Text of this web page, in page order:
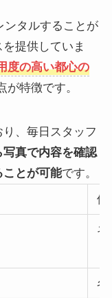
ンタルすることが
提供していま
度の高い都心の
が特徴です。
、毎日スタッフ
真で内容を確認
ことが可能です。
使
ネ
名